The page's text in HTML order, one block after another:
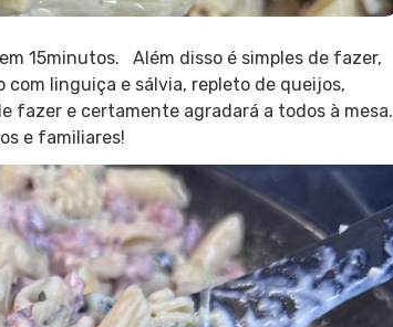
15minutos. Além disso é simples de fazer,
com linguiça e sálvia, repleto de queijos,
fazer e certamente agradará a todos à mesa.
e familiares!